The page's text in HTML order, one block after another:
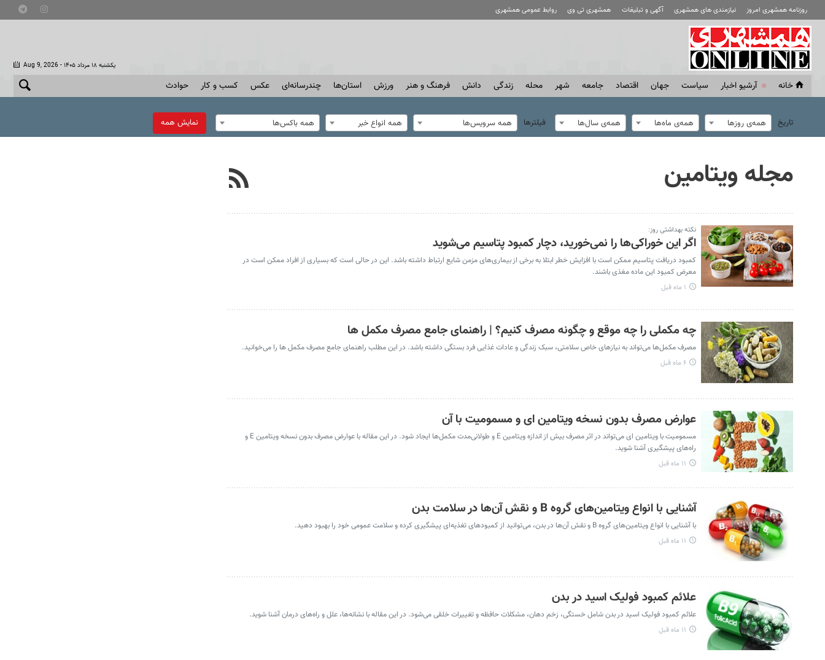
روزنامه همشهری امروز نیازمندی های همشهری آگهی و تبلیغات همشهری تی وی روابط عمومی همشهری
Aug 9, 2026 - یکشنبه ۱۸ مرداد ۱۴۰۵
خانه آرشیو اخبار سياست جهان اقتصاد جامعه شهر محله زندگی دانش فرهنگ و هنر ورزش استان‌ها چندرسانه‌ای عکس کسب و کار حوادث
تاریخ همه‌ی روزها همه‌ی ماه‌ها همه‌ی سال‌ها فیلترها همه سرویس‌ها همه انواع خبر همه باکس‌ها نمایش همه
مجله ویتامین
نکته بهداشتی روز:
اگر این خوراکی‌ها را نمی‌خورید، دچار کمبود پتاسیم می‌شوید
کمبود دریافت پتاسیم ممکن است با افزایش خطر ابتلا به برخی از بیماری‌های مزمن شایع ارتباط داشته باشد. این در حالی است که بسیاری از افراد ممکن است در
معرض کمبود این ماده مغذی باشند.
۱ ماه قبل
چه مکملی را چه موقع و چگونه مصرف کنیم؟ | راهنمای جامع مصرف مکمل ها
مصرف مکمل‌ها می‌تواند به نیازهای خاص سلامتی، سبک زندگی و عادات غذایی فرد بستگی داشته باشد. در این مطلب راهنمای جامع مصرف مکمل ها را می‌خوانید.
۶ ماه قبل
عوارض مصرف بدون نسخه ویتامین ای و مسمومیت با آن
مسمومیت با ویتامین ای می‌تواند در اثر مصرف بیش از اندازه ویتامین E و طولانی‌مدت مکمل‌ها ایجاد شود. در این مقاله با عوارض مصرف بدون نسخه ویتامین E و
راه‌های پیشگیری آشنا شوید.
۱۱ ماه قبل
آشنایی با انواع ویتامین‌های گروه B و نقش آن‌ها در سلامت بدن
با آشنایی با انواع ویتامین‌های گروه B و نقش آن‌ها در بدن، می‌توانید از کمبودهای تغذیه‌ای پیشگیری کرده و سلامت عمومی خود را بهبود دهید.
۱۱ ماه قبل
علائم کمبود فولیک اسید در بدن
علائم کمبود فولیک اسید در بدن شامل خستگی، زخم دهان، مشکلات حافظه و تغییرات خلقی می‌شود. در این مقاله با نشانه‌ها، علل و راه‌های درمان آشنا شوید.
۱۱ ماه قبل